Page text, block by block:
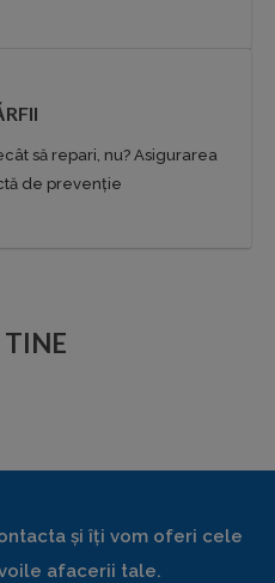
să repari, nu? Asigurarea
de prevenție
TINE
și îți vom oferi cele
afacerii tale.